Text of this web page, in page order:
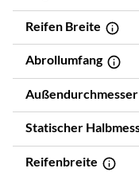
Reifen Breite
Abrollumfang
Außendurchmesser
Statischer
Reifenbreite